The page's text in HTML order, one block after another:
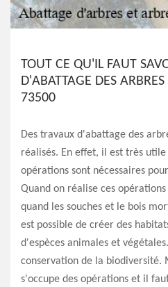
TOUT CE QU'IL FAUT
D'ABATTAGE DES
73500
Des travaux d'abattage des
réalisés. En effet, il est très
opérations sont nécessaires
Quand on réalise ces
quand les souches et le bois
est possible de créer des
d'espèces animales et
conservation de la biodiversité.
s'occupe des opérations et il